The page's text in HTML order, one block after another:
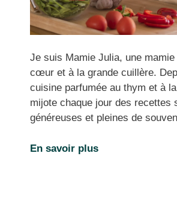
Je suis Mamie Julia, une mamie
cœur et à la grande cuillère.
cuisine parfumée au thym et à
mijote chaque jour des recettes
généreuses et pleines de
En savoir plus